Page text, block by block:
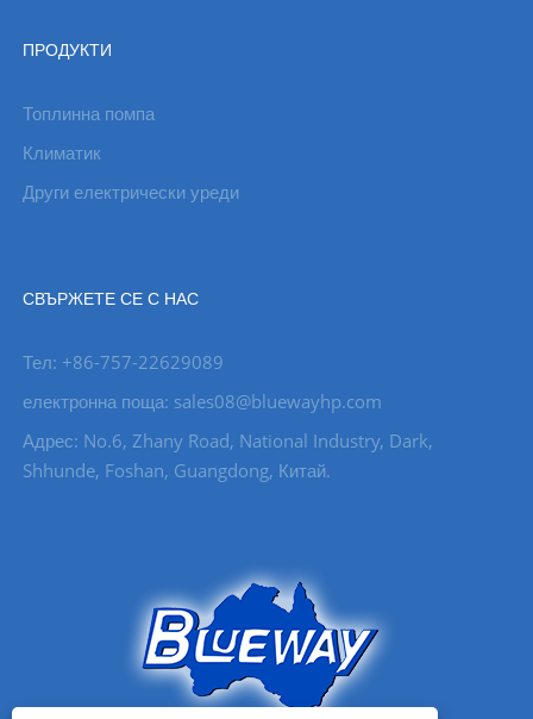
ПРОДУКТИ
Топлинна помпа
Климатик
Други електрически уреди
СВЪРЖЕТЕ СЕ С НАС
Тел: +86-757-22629089
електронна поща: sales08@bluewayhp.com
Адрес: No.6, Zhany Road, National Industry, Dark,
Shhunde, Foshan, Guangdong, Китай.